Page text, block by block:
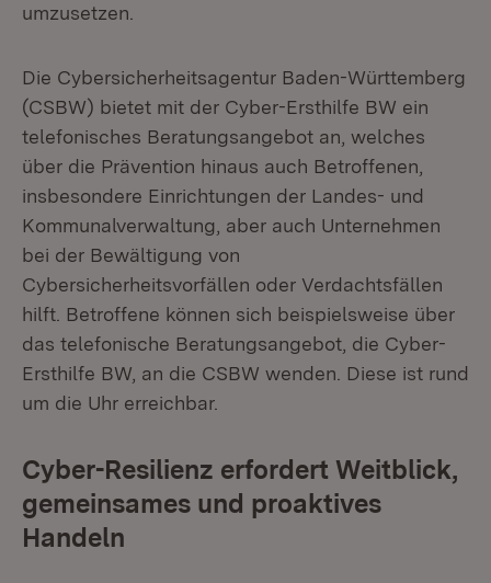
umzusetzen.
Die Cybersicherheitsagentur Baden-Württemberg
(CSBW) bietet mit der Cyber-Ersthilfe BW ein
telefonisches Beratungsangebot an, welches
über die Prävention hinaus auch Betroffenen,
insbesondere Einrichtungen der Landes- und
Kommunalverwaltung, aber auch Unternehmen
bei der Bewältigung von
Cybersicherheitsvorfällen oder Verdachtsfällen
hilft. Betroffene können sich beispielsweise über
das telefonische Beratungsangebot, die Cyber-
Ersthilfe BW, an die CSBW wenden. Diese ist rund
um die Uhr erreichbar.
Cyber-Resilienz erfordert Weitblick,
gemeinsames und proaktives
Handeln